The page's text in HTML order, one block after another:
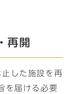
再開
した施設を再
を届ける必要